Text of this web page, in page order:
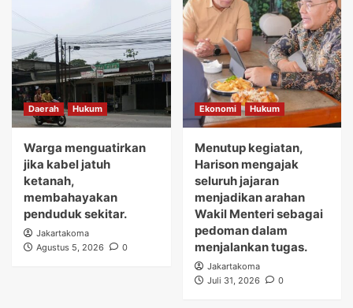
Daerah Hukum
Warga menguatirkan
jika kabel jatuh
ketanah,
membahayakan
penduduk sekitar.
Jakartakoma
Agustus 5, 2026
0
Ekonomi Hukum
Menutup kegiatan,
Harison mengajak
seluruh jajaran
menjadikan arahan
Wakil Menteri sebagai
pedoman dalam
menjalankan tugas.
Jakartakoma
Juli 31, 2026
0